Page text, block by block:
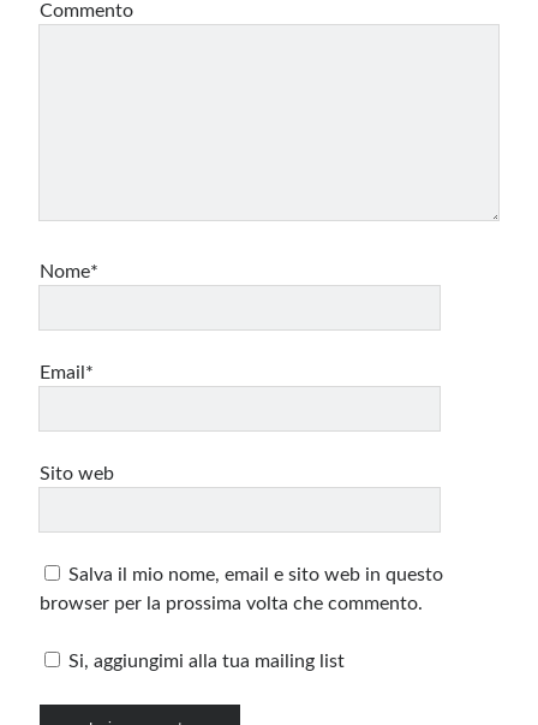
Commento
Nome*
Email*
Sito web
Salva il mio nome, email e sito web in questo
browser per la prossima volta che commento.
Si, aggiungimi alla tua mailing list